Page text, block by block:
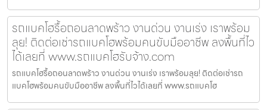
รถแบคโฮรื้อถอนลาดพร้าว งานด่วน งานเร่ง เราพร้อม
ลุย! ติดต่อเช่ารถแบคโฮพร้อมคนขับมืออาชีพ ลงพื้นที่ไว
ได้เลยที่ www.รถแบคโฮรับจ้าง.com
รถแบคโฮรื้อถอนลาดพร้าว งานด่วน งานเร่ง เราพร้อมลุย! ติดต่อเช่ารถ
แบคโฮพร้อมคนขับมืออาชีพ ลงพื้นที่ไวได้เลยที่ www.รถแบคโฮ